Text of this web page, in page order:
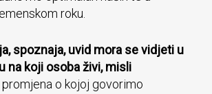
roku.
spoznaja, uvid mora se vidjeti u
na koji osoba živi, misli
promjena o kojoj govorimo